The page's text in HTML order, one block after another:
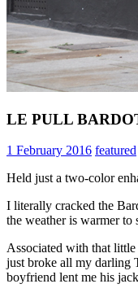
LE PULL
1 February 2016 featured
Held just a two-color
I literally cracked the
the weather is warmer to
Associated with that
just broke all my darling
boyfriend lent me his